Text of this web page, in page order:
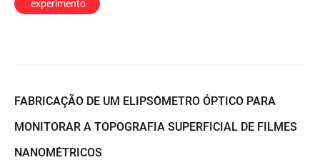
experimento
FABRICAÇÃO DE UM ELIPSÔMETRO ÓPTICO PARA
MONITORAR A TOPOGRAFIA SUPERFICIAL DE FILMES
NANOMÊTRICOS